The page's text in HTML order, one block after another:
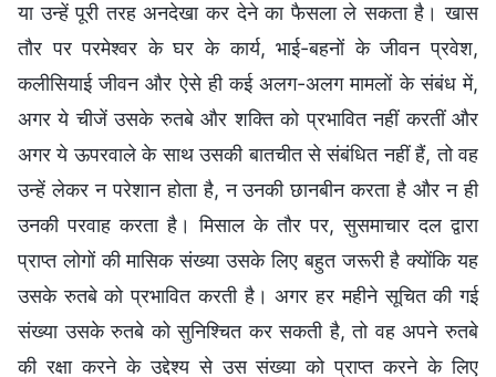
या उन्हें पूरी तरह अनदेखा कर देने का फैसला ले सकता है। खास
तौर पर परमेश्वर के घर के कार्य, भाई-बहनों के जीवन प्रवेश,
कलीसियाई जीवन और ऐसे ही कई अलग-अलग मामलों के संबंध में,
अगर ये चीजें उसके रुतबे और शक्ति को प्रभावित नहीं करतीं और
अगर ये ऊपरवाले के साथ उसकी बातचीत से संबंधित नहीं हैं, तो वह
उन्हें लेकर न परेशान होता है, न उनकी छानबीन करता है और न ही
उनकी परवाह करता है। मिसाल के तौर पर, सुसमाचार दल द्वारा
प्राप्त लोगों की मासिक संख्या उसके लिए बहुत जरूरी है क्योंकि यह
उसके रुतबे को प्रभावित करती है। अगर हर महीने सूचित की गई
संख्या उसके रुतबे को सुनिश्चित कर सकती है, तो वह अपने रुतबे
की रक्षा करने के उद्देश्य से उस संख्या को प्राप्त करने के लिए